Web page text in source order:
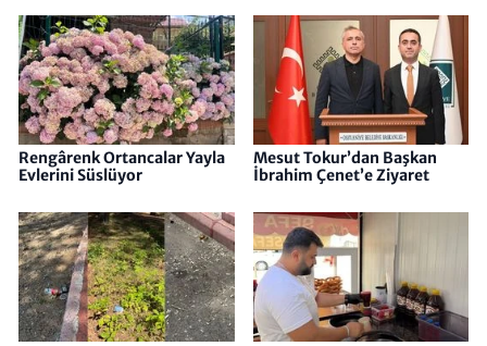
Rengârenk Ortancalar Yayla
Evlerini Süslüyor
Mesut Tokur’dan Başkan
İbrahim Çenet’e Ziyaret